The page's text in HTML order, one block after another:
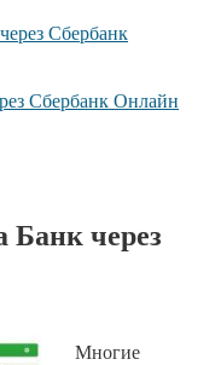
Сбербанк
Сбербанк Онлайн
Банк через
Многие